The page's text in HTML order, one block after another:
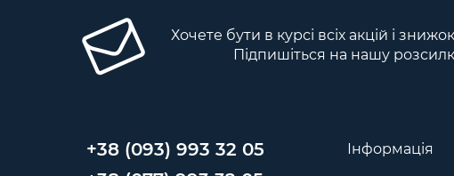
Хочете бути в курсі всіх акцій і
Підпишіться на нашу
+38 (093) 993 32 05
Інформація